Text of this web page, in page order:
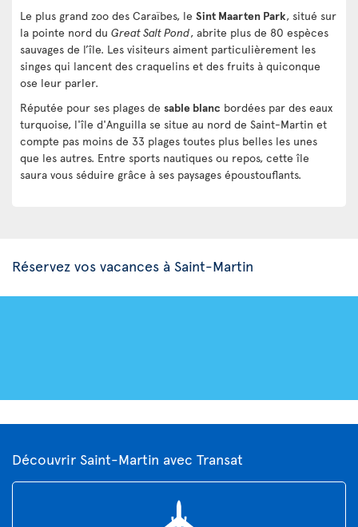
Le plus grand zoo des Caraïbes, le Sint Maarten Park, situé sur
la pointe nord du Great Salt Pond, abrite plus de 80 espèces
sauvages de l’île. Les visiteurs aiment particulièrement les
singes qui lancent des craquelins et des fruits à quiconque
ose leur parler.
Réputée pour ses plages de sable blanc bordées par des eaux
turquoise, l'île d'Anguilla se situe au nord de Saint-Martin et
compte pas moins de 33 plages toutes plus belles les unes
que les autres. Entre sports nautiques ou repos, cette île
saura vous séduire grâce à ses paysages époustouflants.
Réservez vos vacances à Saint-Martin
Découvrir Saint-Martin avec Transat